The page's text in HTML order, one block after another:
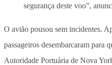
segurança deste voo”,
O avião pousou sem incidentes.
passageiros desembarcaram para
Autoridade Portuária de Nova